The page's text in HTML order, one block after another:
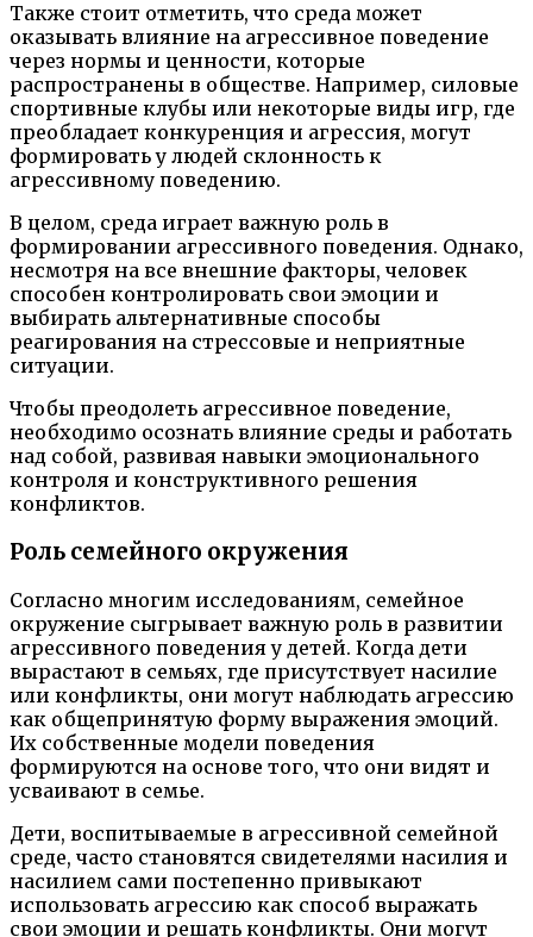
Также стоит отметить, что среда может
оказывать влияние на агрессивное поведение
через нормы и ценности, которые
распространены в обществе. Например, силовые
спортивные клубы или некоторые виды игр, где
преобладает конкуренция и агрессия, могут
формировать у людей склонность к
агрессивному поведению.
В целом, среда играет важную роль в
формировании агрессивного поведения. Однако,
несмотря на все внешние факторы, человек
способен контролировать свои эмоции и
выбирать альтернативные способы
реагирования на стрессовые и неприятные
ситуации.
Чтобы преодолеть агрессивное поведение,
необходимо осознать влияние среды и работать
над собой, развивая навыки эмоционального
контроля и конструктивного решения
конфликтов.
Роль семейного окружения
Согласно многим исследованиям, семейное
окружение сыгрывает важную роль в развитии
агрессивного поведения у детей. Когда дети
вырастают в семьях, где присутствует насилие
или конфликты, они могут наблюдать агрессию
как общепринятую форму выражения эмоций.
Их собственные модели поведения
формируются на основе того, что они видят и
усваивают в семье.
Дети, воспитываемые в агрессивной семейной
среде, часто становятся свидетелями насилия и
насилием сами постепенно привыкают
использовать агрессию как способ выражать
свои эмоции и решать конфликты. Они могут